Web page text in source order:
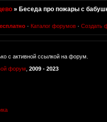
»Беседа про пожары с
· Каталог форумов · Создать
с активной ссылкой на форум.
форум 2009 - 2023